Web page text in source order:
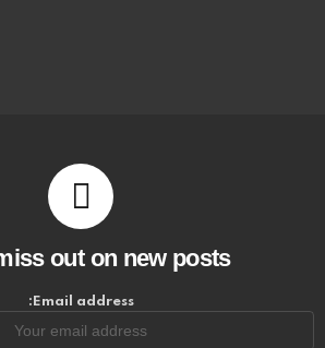
out on new posts
Email address: